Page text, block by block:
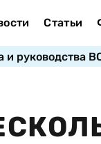
Статьи
и руководства